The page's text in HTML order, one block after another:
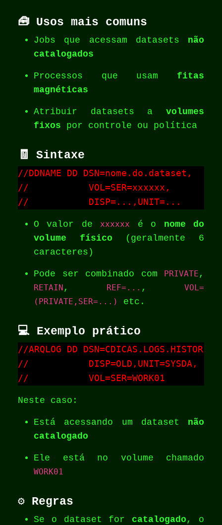
🧰 Usos mais comuns
Jobs que acessam datasets não
catalogados
Processos que usam fitas
magnéticas
Atribuir datasets a volumes
fixos por controle ou política
🧾 Sintaxe
//DDNAME DD DSN=nome.do.dataset,
//           VOL=SER=xxxxxx,
//           DISP=...,UNIT=...
O valor dexxxxxx é o nome do
volume físico (geralmente 6
caracteres)
Pode ser combinado com PRIVATE ,
RETAIN , REF=... , VOL=
(PRIVATE,SER=...)
etc.
💻 Exemplo prático
//ARQLOG DD
//           DISP=OLD,UNIT=SYSDA,
//           VOL=SER=WORK01
Neste caso:
Está acessando um dataset não
catalogado
Ele está no volume chamado
WORK01
⚙️ Regras
Se o dataset for catalogado , o